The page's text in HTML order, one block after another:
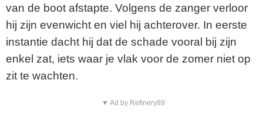
van de boot afstapte. Volgens de zanger verloor
hij zijn evenwicht en viel hij achterover. In eerste
instantie dacht hij dat de schade vooral bij zijn
enkel zat, iets waar je vlak voor de zomer niet op
zit te wachten.
▼ Ad by Refinery89